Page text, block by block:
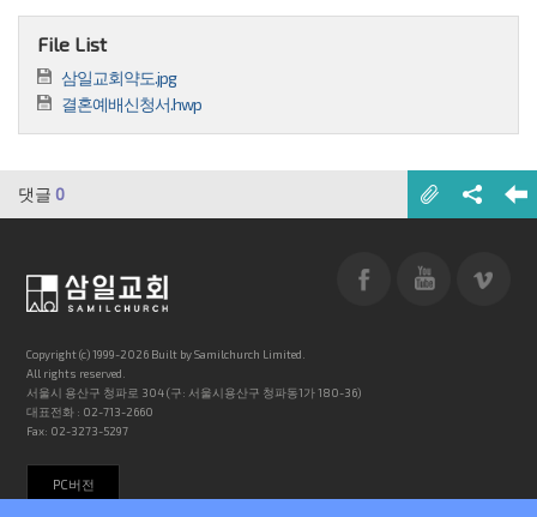
File List
삼일교회약도.jpg
결혼예배신청서.hwp
댓글 0
Copyright (c) 1999-2026 Built by Samilchurch Limited.
All rights reserved.
서울시 용산구 청파로 304 (구: 서울시용산구 청파동1가 180-36)
대표전화 : 02-713-2660
Fax: 02-3273-5297
PC버전